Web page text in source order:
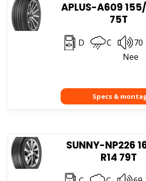
APLUS-A609
75T
D C 70
Nee
SUNNY-NP226
R14 79T